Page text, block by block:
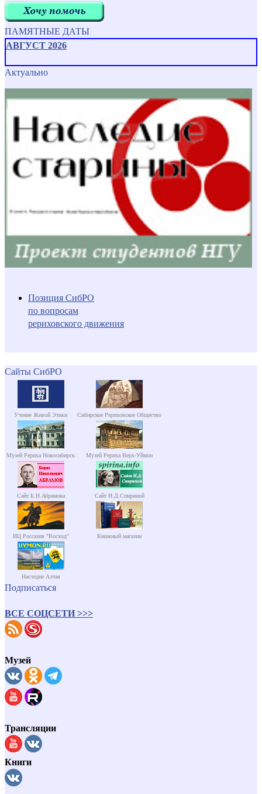
ПАМЯТНЫЕ ДАТЫ
АВГУСТ 2026
Актуально
Позиция СибРО
по вопросам
рериховского движения
Сайты СибРО
Учение Живой Этики Сибирское Рериховское Общество
Музей Рериха Новосибирск Музей Рериха Верх-Уймон
Сайт Б.Н.Абрамова Сайт Н.Д.Спириной
ИЦ Россазия "Восход" Книжный магазин
Наследие Алтая
Подписаться
ВСЕ СОЦСЕТИ >>>
Музей
Трансляции
Книги